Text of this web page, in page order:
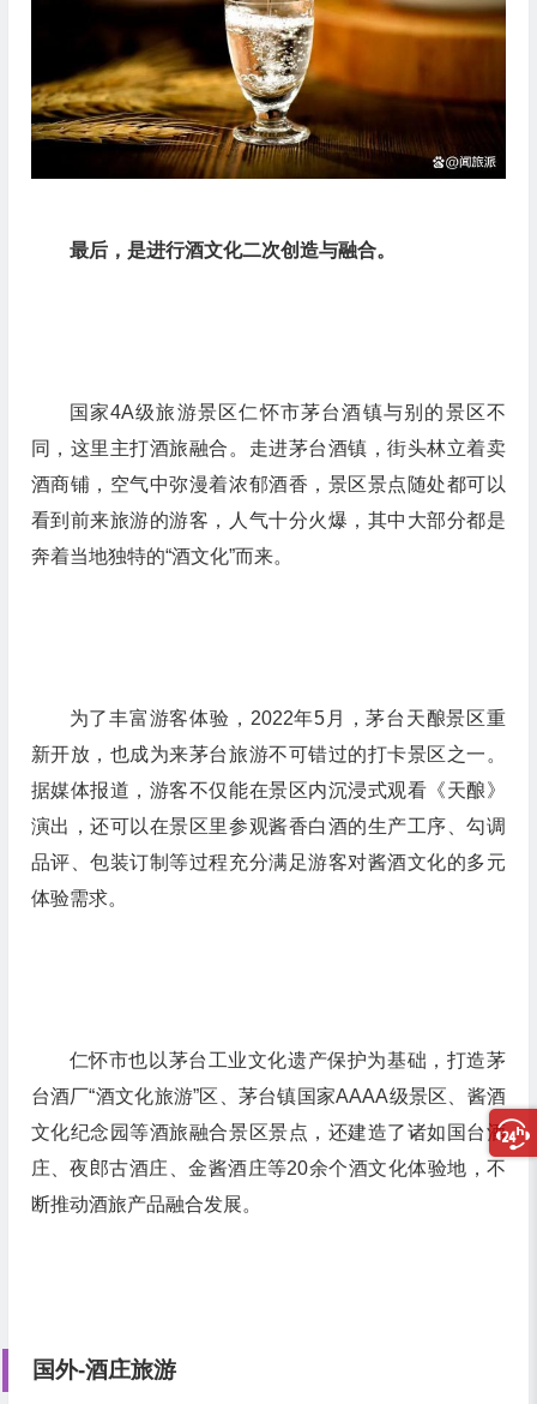
最后，是进行酒文化二次创造与融合。
国家4A级旅游景区仁怀市茅台酒镇与别的景区不
同，这里主打酒旅融合。走进茅台酒镇，街头林立着卖
酒商铺，空气中弥漫着浓郁酒香，景区景点随处都可以
看到前来旅游的游客，人气十分火爆，其中大部分都是
奔着当地独特的“酒文化”而来。
为了丰富游客体验，2022年5月，茅台天酿景区重
新开放，也成为来茅台旅游不可错过的打卡景区之一。
据媒体报道，游客不仅能在景区内沉浸式观看《天酿》
演出，还可以在景区里参观酱香白酒的生产工序、勾调
品评、包装订制等过程充分满足游客对酱酒文化的多元
体验需求。
仁怀市也以茅台工业文化遗产保护为基础，打造茅
台酒厂“酒文化旅游”区、茅台镇国家AAAA级景区、酱酒
文化纪念园等酒旅融合景区景点，还建造了诸如国台酒
庄、夜郎古酒庄、金酱酒庄等20余个酒文化体验地，不
断推动酒旅产品融合发展。
国外-酒庄旅游